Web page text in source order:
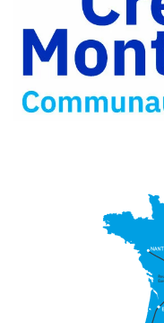
Twitter
Partager
par
e-
mail